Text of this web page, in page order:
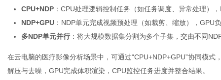
CPU+NDP ：CPU处理逻辑控制任务（如任务调度、异常处理）
NDP+GPU ：NDP单元完成视频预处理（如裁剪、缩放），GPU
多NDP单元并行 ：将大规模数据集分割为多个子集，交由不同
在云电脑的医疗影像分析场景中，可通过“CPU+NDP+GPU”协同模
解压与去噪，GPU完成体积渲染，CPU监控任务进度并整合结果。